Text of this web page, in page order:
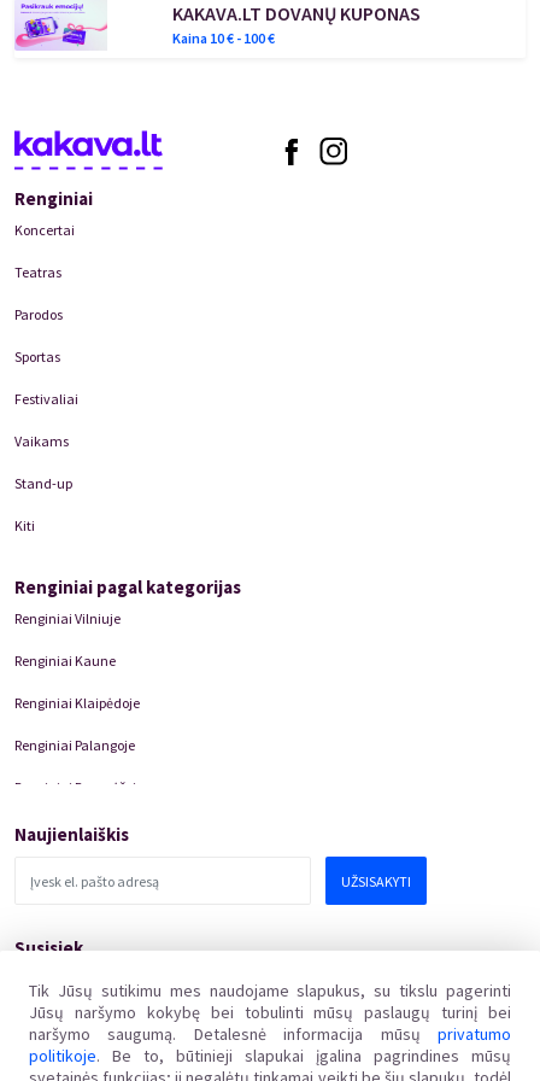
pasirinkta meno studijų kryptis ir koncertinė veikla leido
sukaupti didžiulę patirtįLiedžanro srityje. Pianistės repertuare –
KAKAVA.LT DOVANŲ KUPONAS
Kaina 10€ - 100€
Tik Jūsų sutikimu mes naudojame slapukus, su tikslu pagerinti
Jūsų naršymo kokybę bei tobulinti mūsų paslaugų turinį bei
naršymo saugumą. Detalesnė informacija mūsų privatumo
politikoje. Be to, būtinieji slapukai įgalina pagrindines mūsų
Renginiai
Koncertai
Teatras
Parodos
Sportas
Festivaliai
Vaikams
Stand-up
Kiti
Renginiai pagal kategorijas
Renginiai Vilniuje
Renginiai Kaune
Renginiai Klaipėdoje
Renginiai Palangoje
Renginiai Panevėžyje
Domino Teatro Spektakliai
Naujienlaiškis
UŽSISAKYTI
Susisiek
Adresas:Žalgirio g.135, LT-08217 Vilnius
Įmonės kodas:304769369
PVM mokėtojo kodas :LT100011648218